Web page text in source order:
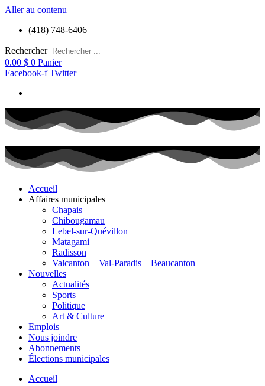
Aller au contenu
(418) 748-6406
Rechercher
0.00 $ 0 Panier
Facebook-f Twitter
Accueil
Affaires municipales
Chapais
Chibougamau
Lebel-sur-Quévillon
Matagami
Radisson
Valcanton—Val-Paradis—Beaucanton
Nouvelles
Actualités
Sports
Politique
Art & Culture
Emplois
Nous joindre
Abonnements
Élections municipales
Accueil